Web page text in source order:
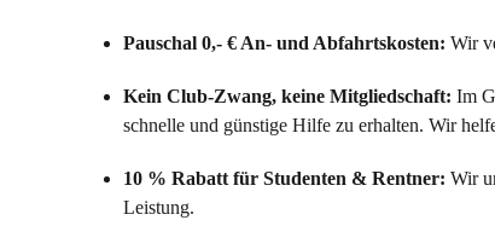
Pauschal 0,- € An- und Abfahrtskosten: Wir
Kein Club-Zwang, keine Mitgliedschaft: Im
schnelle und günstige Hilfe zu erhalten. Wir
10 % Rabatt für Studenten & Rentner: Wir
Leistung.